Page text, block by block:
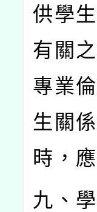
供學
有關
專業
生關
時，
九、